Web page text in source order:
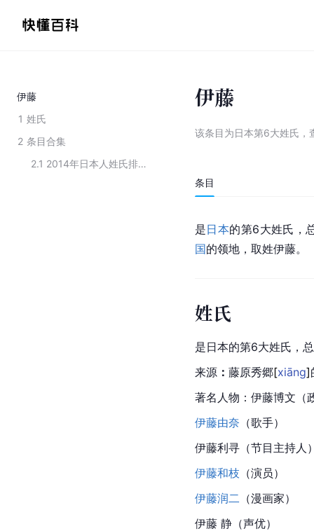
伊藤
1 姓氏
2 条目合集
2.1
2014年日本人姓氏排名TOP10
伊藤
该条目为日本第6大姓氏 ，
条目
是日本的第6大姓氏，
国的领地，取姓伊藤。
姓氏
是日本的第6大姓氏，
来源 ： 藤原秀郷[xiāng]
著名人物： 伊藤博文
伊藤由奈 （歌手）
伊藤利寻（节目主持人
伊藤和枝 （演员）
伊藤润二 （漫画家）
伊藤 静（声优）